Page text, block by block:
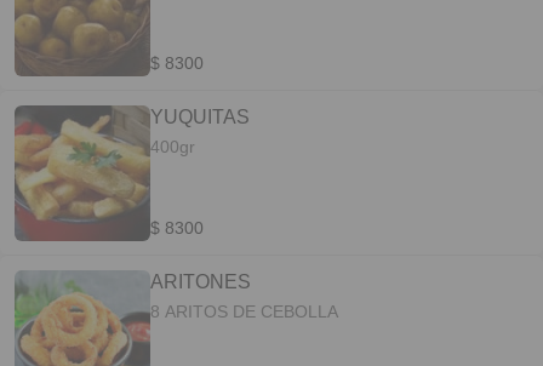
$ 8300
YUQUITAS
400gr
$ 8300
ARITONES
8 ARITOS DE CEBOLLA